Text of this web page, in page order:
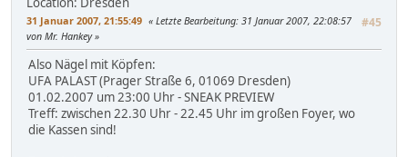
31 Januar 2007, 21:55:49 #45
Letzte Bearbeitung: 31 Januar 2007, 22:08:57
von Mr. Hankey
Also Nägel mit Köpfen:
UFA PALAST (Prager Straße 6, 01069 Dresden)
01.02.2007 um 23:00 Uhr - SNEAK PREVIEW
Treff: zwischen 22.30 Uhr - 22.45 Uhr im großen Foyer, wo
die Kassen sind!